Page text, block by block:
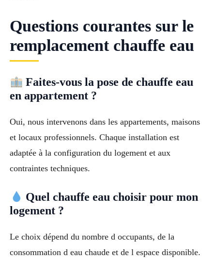
Questions courantes sur le
remplacement chauffe eau
Faites-vous la pose de chauffe eau
en appartement ?
Oui, nous intervenons dans les appartements, maisons
et locaux professionnels. Chaque installation est
adaptée à la configuration du logement et aux
contraintes techniques.
Quel chauffe eau choisir pour mon
logement ?
Le choix dépend du nombre d occupants, de la
consommation d eau chaude et de l espace disponible.